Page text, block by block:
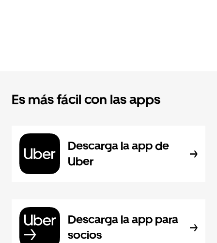
Es más fácil con las apps
Descarga la app de
Uber
Descarga la app para
socios